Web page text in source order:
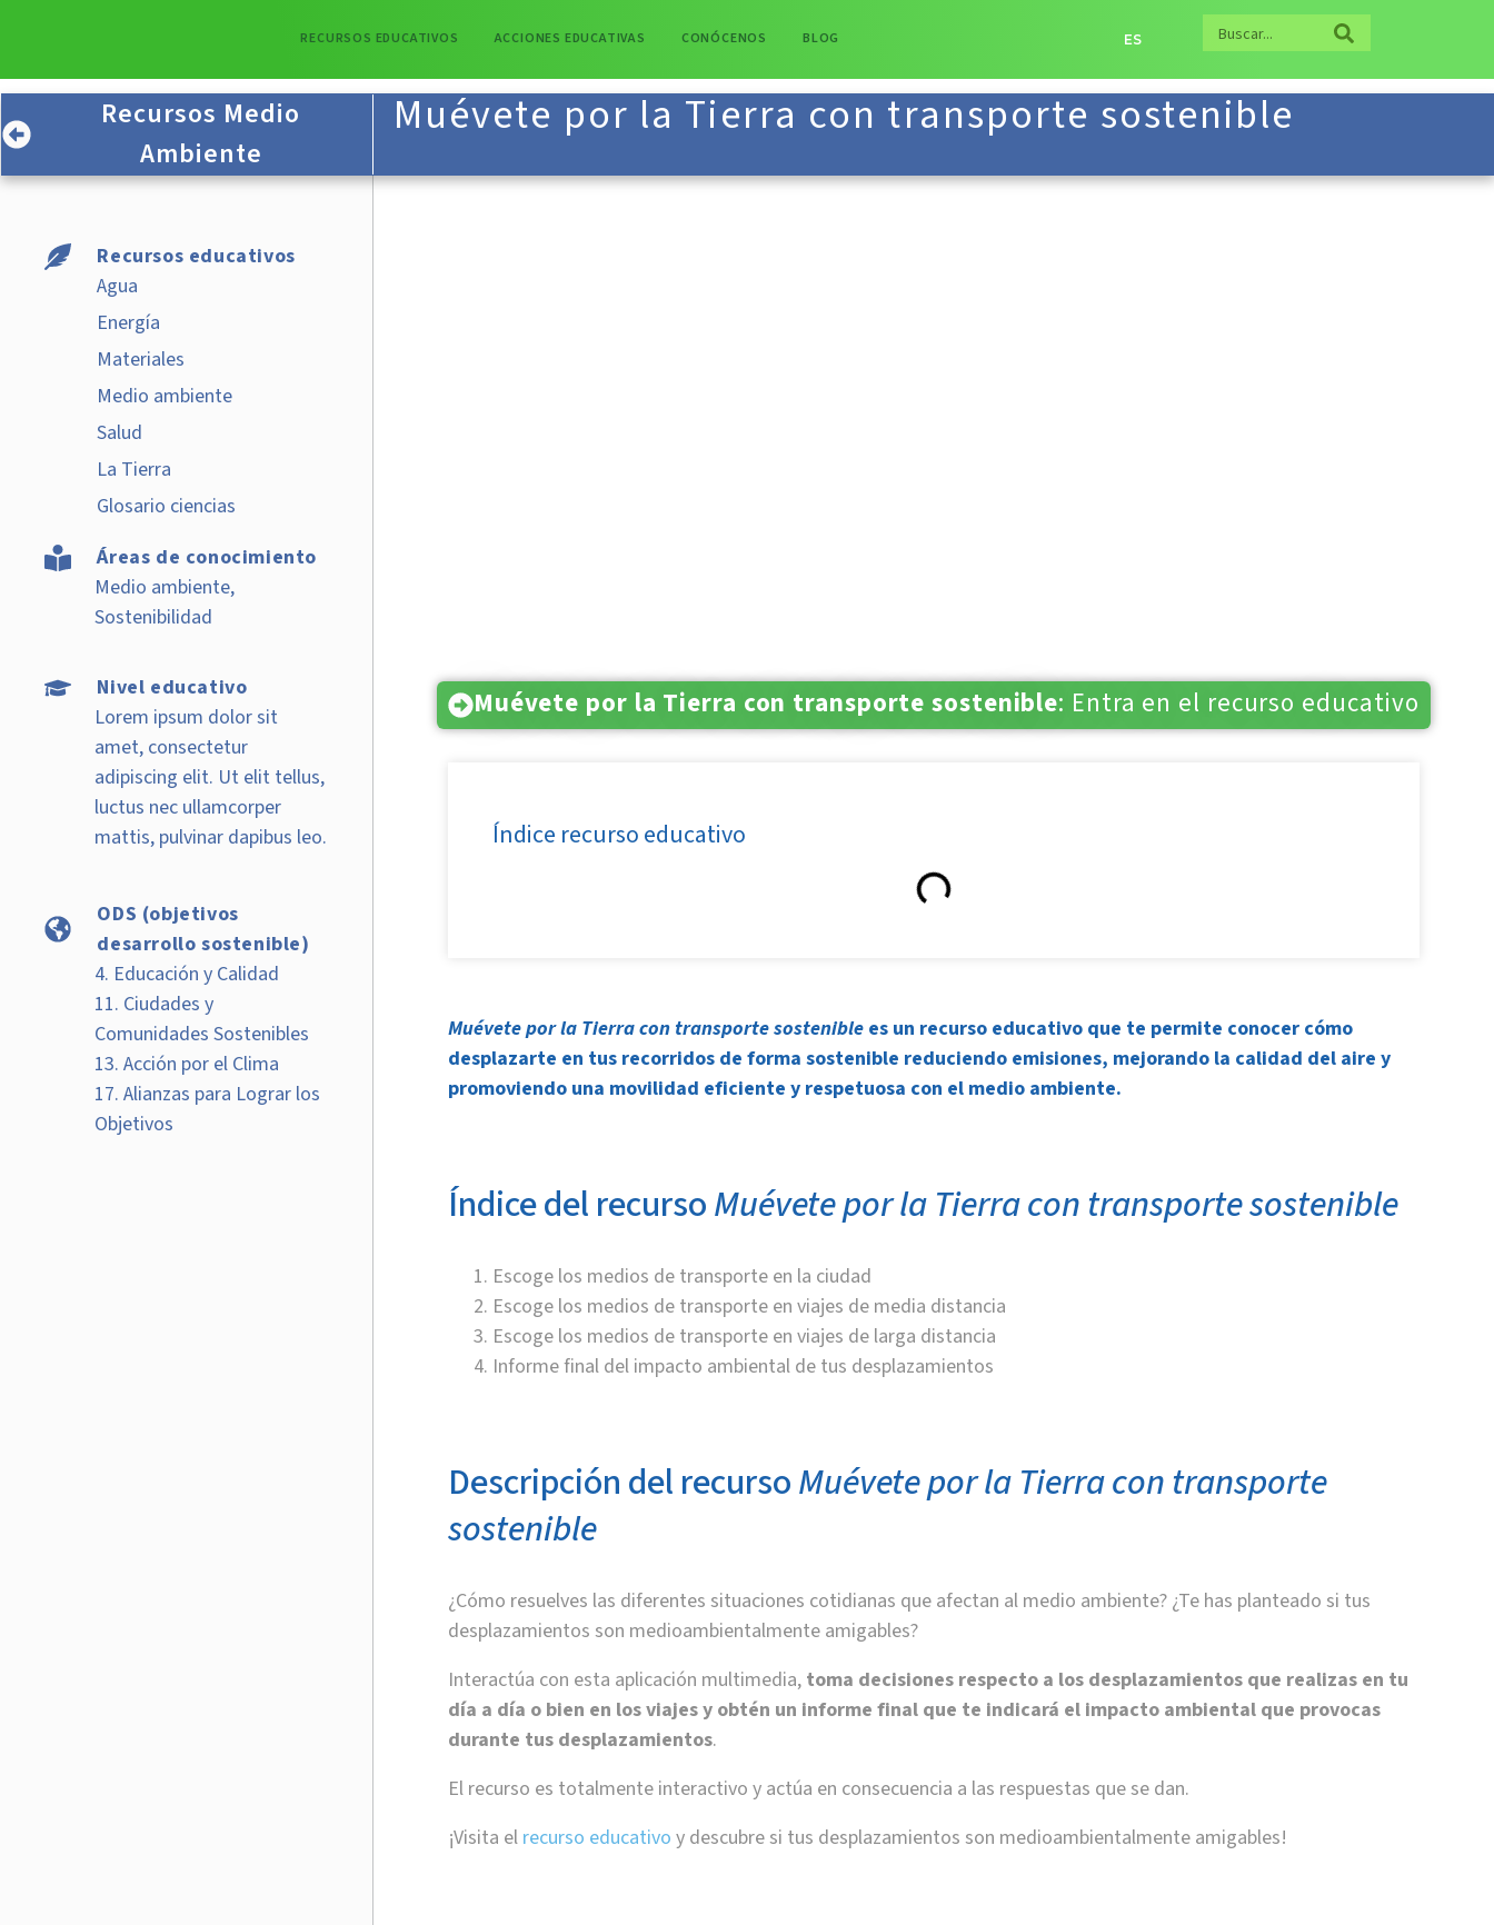
RECURSOS EDUCATIVOS ACCIONES EDUCATIVAS CONÓCENOS BLOG ES
Recursos Medio
Ambiente
Muévete por la Tierra con transporte sostenible
Recursos educativos
Agua
Energía
Materiales
Medio ambiente
Salud
La Tierra
Glosario ciencias
Áreas de conocimiento
Medio ambiente,
Sostenibilidad
Nivel educativo
Lorem ipsum dolor sit
amet, consectetur
adipiscing elit. Ut elit tellus,
luctus nec ullamcorper
mattis, pulvinar dapibus leo.
ODS (objetivos
desarrollo sostenible)
4. Educación y Calidad
11. Ciudades y
Comunidades Sostenibles
13. Acción por el Clima
17. Alianzas para Lograr los
Objetivos
Muévete por la Tierra con transporte sostenible: Entra en el recurso educativo
Índice recurso educativo
Muévete por la Tierra con transporte sostenible es un recurso educativo que te permite conocer cómo
desplazarte en tus recorridos de forma sostenible reduciendo emisiones, mejorando la calidad del aire y
promoviendo una movilidad eficiente y respetuosa con el medio ambiente.
Índice del recursoMuévete por la Tierra con transporte sostenible
Escoge los medios de transporte en la ciudad
Escoge los medios de transporte en viajes de media distancia
Escoge los medios de transporte en viajes de larga distancia
Informe final del impacto ambiental de tus desplazamientos
Descripción del recursoMuévete por la Tierra con transporte
sostenible
¿Cómo resuelves las diferentes situaciones cotidianas que afectan al medio ambiente? ¿Te has planteado si tus
desplazamientos son medioambientalmente amigables?
Interactúa con esta aplicación multimedia, toma decisiones respecto a los desplazamientos que realizas en tu
día a día o bien en los viajes y obtén un informe final que te indicará el impacto ambiental que provocas
durante tus desplazamientos.
El recurso es totalmente interactivo y actúa en consecuencia a las respuestas que se dan.
¡Visita el recurso educativo y descubre si tus desplazamientos son medioambientalmente amigables!